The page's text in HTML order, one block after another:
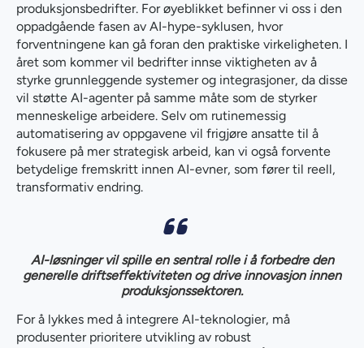
produksjonsbedrifter. For øyeblikket befinner vi oss i den
oppadgående fasen av AI-hype-syklusen, hvor
forventningene kan gå foran den praktiske virkeligheten. I
året som kommer vil bedrifter innse viktigheten av å
styrke grunnleggende systemer og integrasjoner, da disse
vil støtte AI-agenter på samme måte som de styrker
menneskelige arbeidere. Selv om rutinemessig
automatisering av oppgavene vil frigjøre ansatte til å
fokusere på mer strategisk arbeid, kan vi også forvente
betydelige fremskritt innen AI-evner, som fører til reell,
transformativ endring.
AI-løsninger vil spille en sentral rolle i å forbedre den
generelle driftseffektiviteten og drive innovasjon innen
produksjonssektoren.
For å lykkes med å integrere AI-teknologier, må
produsenter prioritere utvikling av robust